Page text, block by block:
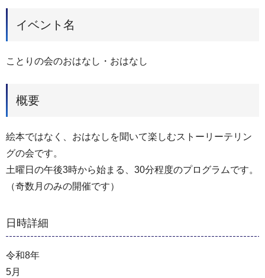
イベント名
ことりの会のおはなし・おはなし
概要
絵本ではなく、おはなしを聞いて楽しむストーリーテリン
グの会です。
土曜日の午後3時から始まる、30分程度のプログラムです。
（奇数月のみの開催です）
日時詳細
令和8年
5月